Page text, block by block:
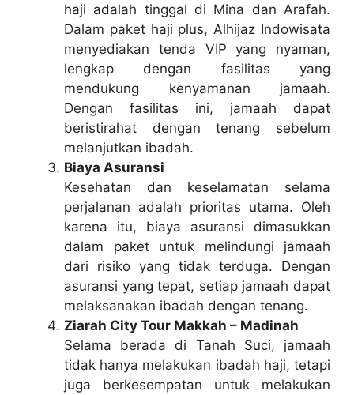
haji adalah tinggal di Mina dan Arafah.
Dalam paket haji plus, Alhijaz Indowisata
menyediakan tenda VIP yang nyaman,
lengkap dengan fasilitas yang
mendukung kenyamanan jamaah.
Dengan fasilitas ini, jamaah dapat
beristirahat dengan tenang sebelum
melanjutkan ibadah.
Biaya Asuransi
Kesehatan dan keselamatan selama
perjalanan adalah prioritas utama. Oleh
karena itu, biaya asuransi dimasukkan
dalam paket untuk melindungi jamaah
dari risiko yang tidak terduga. Dengan
asuransi yang tepat, setiap jamaah dapat
melaksanakan ibadah dengan tenang.
Ziarah City Tour Makkah – Madinah
Selama berada di Tanah Suci, jamaah
tidak hanya melakukan ibadah haji, tetapi
juga berkesempatan untuk melakukan